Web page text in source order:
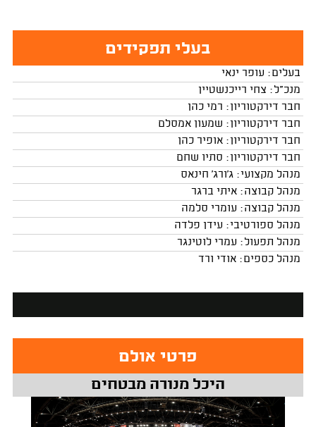
בעלי תפקידים
בעלים: עופר ינאי
מנכ"ל: צחי רייכנשטיין
חבר דירקטוריון: רמי כהן
חבר דירקטוריון: שמעון אמסלם
חבר דירקטוריון: אופיר כהן
חבר דירקטוריון: סתיו שחם
מנהל מקצועי: ג'ורג' חינאס
מנהל קבוצה: איתי ברגר
מנהל קבוצה: עומרי סלמה
מנהל ספורטיבי: עידן פלדה
מנהל תפעול: עמרי לוטינגר
מנהל כספים: אודי ורד
פרטי אולם
היכל מנורה מבטחים